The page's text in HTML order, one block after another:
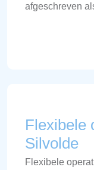
afgeschreven
Flexibele
Silvolde
Flexibele